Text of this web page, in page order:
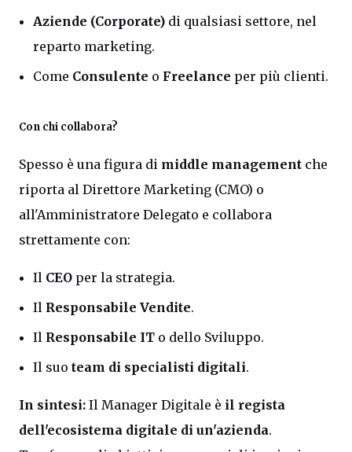
Aziende (Corporate) di qualsiasi settore, nel
reparto marketing.
Come Consulente o Freelance per più clienti.
Con chi collabora?
Spesso è una figura di middle management che
riporta al Direttore Marketing (CMO) o
all'Amministratore Delegato e collabora
strettamente con:
Il CEO per la strategia.
Il Responsabile Vendite.
Il Responsabile IT o dello Sviluppo.
Il suo team di specialisti digitali.
In sintesi: Il Manager Digitale è il regista
dell'ecosistema digitale di un'azienda.